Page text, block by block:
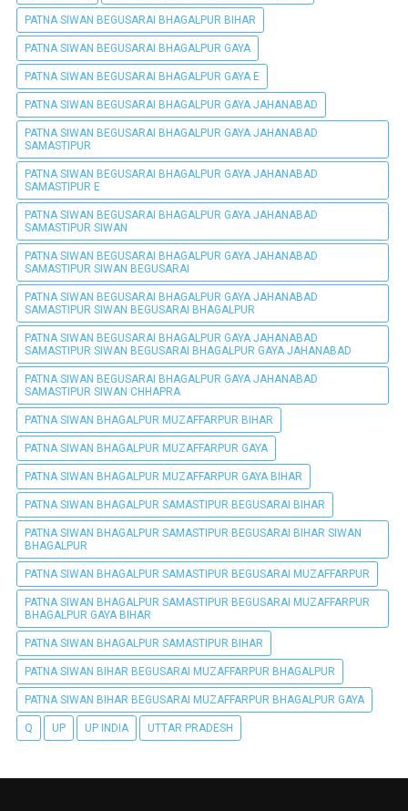
PATNA SIWAN BEGUSARAI BHAGALPUR BIHAR
PATNA SIWAN BEGUSARAI BHAGALPUR GAYA
PATNA SIWAN BEGUSARAI BHAGALPUR GAYA E
PATNA SIWAN BEGUSARAI BHAGALPUR GAYA JAHANABAD
PATNA SIWAN BEGUSARAI BHAGALPUR GAYA JAHANABAD
SAMASTIPUR
PATNA SIWAN BEGUSARAI BHAGALPUR GAYA JAHANABAD
SAMASTIPUR E
PATNA SIWAN BEGUSARAI BHAGALPUR GAYA JAHANABAD
SAMASTIPUR SIWAN
PATNA SIWAN BEGUSARAI BHAGALPUR GAYA JAHANABAD
SAMASTIPUR SIWAN BEGUSARAI
PATNA SIWAN BEGUSARAI BHAGALPUR GAYA JAHANABAD
SAMASTIPUR SIWAN BEGUSARAI BHAGALPUR
PATNA SIWAN BEGUSARAI BHAGALPUR GAYA JAHANABAD
SAMASTIPUR SIWAN BEGUSARAI BHAGALPUR GAYA JAHANABAD
PATNA SIWAN BEGUSARAI BHAGALPUR GAYA JAHANABAD
SAMASTIPUR SIWAN CHHAPRA
PATNA SIWAN BHAGALPUR MUZAFFARPUR BIHAR
PATNA SIWAN BHAGALPUR MUZAFFARPUR GAYA
PATNA SIWAN BHAGALPUR MUZAFFARPUR GAYA BIHAR
PATNA SIWAN BHAGALPUR SAMASTIPUR BEGUSARAI BIHAR
PATNA SIWAN BHAGALPUR SAMASTIPUR BEGUSARAI BIHAR SIWAN
BHAGALPUR
PATNA SIWAN BHAGALPUR SAMASTIPUR BEGUSARAI MUZAFFARPUR
PATNA SIWAN BHAGALPUR SAMASTIPUR BEGUSARAI MUZAFFARPUR
BHAGALPUR GAYA BIHAR
PATNA SIWAN BHAGALPUR SAMASTIPUR BIHAR
PATNA SIWAN BIHAR BEGUSARAI MUZAFFARPUR BHAGALPUR
PATNA SIWAN BIHAR BEGUSARAI MUZAFFARPUR BHAGALPUR GAYA
Q UP UP INDIA UTTAR PRADESH